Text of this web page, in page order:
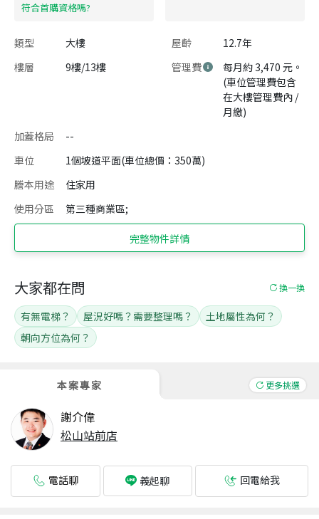
​符合首購資格嗎?
類型 大樓 屋齡
12.7年
樓層
9樓/13樓 管理費
每月約 3,470 元。
(車位管理費包含
在大樓管理費內 /
月繳)
加蓋格局
--
車位
1個坡道平面(車位總價：350萬)
謄本用途
住家用
使用分區
第三種商業區;
完整物件詳情
本案專家 更多挑選
謝介偉
松山站前店
電話聊 義起聊 回電給我
大家都在問 換一換
有無電梯？ 屋況好嗎？需要整理嗎？
土地屬性為何？
朝向方位為何？